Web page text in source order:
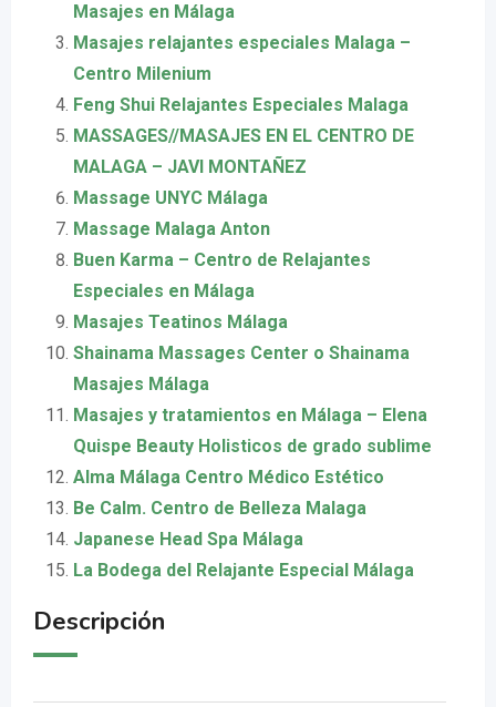
Masajes en Málaga
Masajes relajantes especiales Malaga –
Centro Milenium
Feng Shui Relajantes Especiales Malaga
MASSAGES//MASAJES EN EL CENTRO DE
MALAGA – JAVI MONTAÑEZ
Massage UNYC Málaga
Massage Malaga Anton
Buen Karma – Centro de Relajantes
Especiales en Málaga
Masajes Teatinos Málaga
Shainama Massages Center o Shainama
Masajes Málaga
Masajes y tratamientos en Málaga – Elena
Quispe Beauty Holisticos de grado sublime
Alma Málaga Centro Médico Estético
Be Calm. Centro de Belleza Malaga
Japanese Head Spa Málaga
La Bodega del Relajante Especial Málaga
Descripción